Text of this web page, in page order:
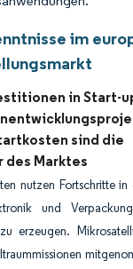
im
in Start-
sind die
Marktes
nutzen Fortschritte
und
zu erzeugen.